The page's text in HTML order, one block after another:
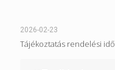
2026-02-23
Tájékoztatás rendelési